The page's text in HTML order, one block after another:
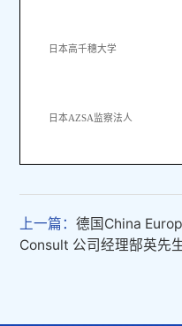
日本高千穗大学
日本AZSA监察法人
上一篇：德国China
Consult 公司经理郜英先